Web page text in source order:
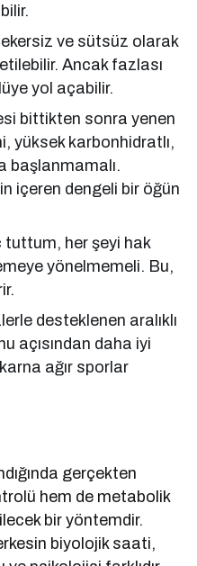
ve sütsüz olarak
Ancak fazlası
yol açabilir.
bittikten sonra yenen
yüksek karbonhidratlı,
başlanmamalı.
içeren dengeli bir öğün
tuttum, her şeyi hak
yönelmemeli. Bu,
desteklenen aralıklı
açısından daha iyi
ağır sporlar
gerçekten
hem de metabolik
bir yöntemdir.
biyolojik saati,